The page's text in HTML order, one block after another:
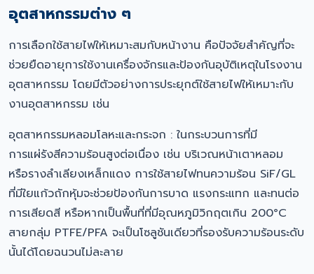
อุตสาหกรรมต่าง ๆ
การเลือกใช้สายไฟให้เหมาะสมกับหน้างาน คือปัจจัยสำคัญที่จะ
ช่วยยืดอายุการใช้งานเครื่องจักรและป้องกันอุบัติเหตุในโรงงาน
อุตสาหกรรม โดยมีตัวอย่างการประยุกต์ใช้สายไฟให้เหมาะกับ
งานอุตสาหกรรม เช่น
อุตสาหกรรมหลอมโลหะและกระจก : ในกระบวนการที่มี
การแผ่รังสีความร้อนสูงต่อเนื่อง เช่น บริเวณหน้าเตาหลอม
หรือรางลำเลียงเหล็กแดง การใช้สายไฟทนความร้อน SiF/GL
ที่มีใยแก้วถักหุ้มจะช่วยป้องกันการบาด แรงกระแทก และทนต่อ
การเสียดสี หรือหากเป็นพื้นที่ที่มีอุณหภูมิวิกฤตเกิน 200°C
สายกลุ่ม PTFE/PFA จะเป็นโซลูชันเดียวที่รองรับความร้อนระดับ
นั้นได้โดยฉนวนไม่ละลาย